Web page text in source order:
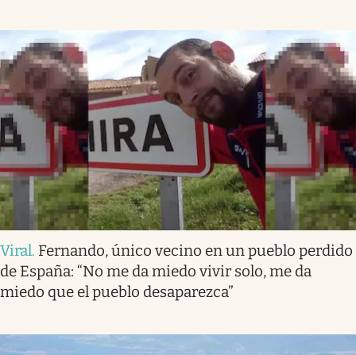
Viral. Fernando, único vecino en un pueblo perdido
de España: “No me da miedo vivir solo, me da
miedo que el pueblo desaparezca”